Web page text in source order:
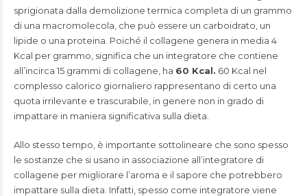
sprigionata dalla demolizione termica completa di un grammo
di una macromolecola, che può essere un carboidrato, un
lipide o una proteina. Poiché il collagene genera in media 4
Kcal per grammo, significa che un integratore che contiene
all’incirca 15 grammi di collagene, ha 60 Kcal. 60 Kcal nel
complesso calorico giornaliero rappresentano di certo una
quota irrilevante e trascurabile, in genere non in grado di
impattare in maniera significativa sulla dieta.
Allo stesso tempo, è importante sottolineare che sono spesso
le sostanze che si usano in associazione all’integratore di
collagene per migliorare l’aroma e il sapore che potrebbero
impattare sulla dieta. Infatti, spesso come integratore viene